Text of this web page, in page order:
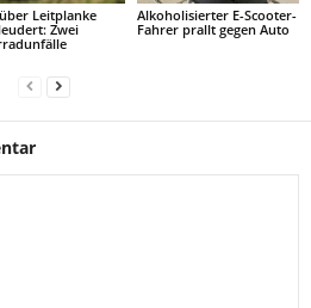
Leitplanke
Zwei
Alkoholisierter E-Scooter-
Fahrer prallt gegen Auto